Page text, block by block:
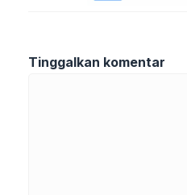
Tinggalkan komentar